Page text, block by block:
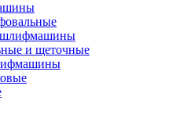
шлифмашины
и щеточные